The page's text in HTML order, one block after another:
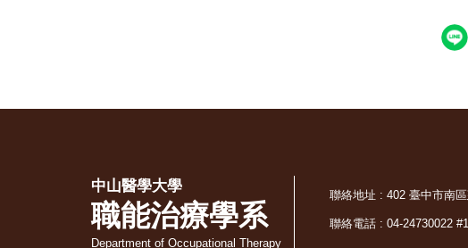
中山醫學大學
職能治療學系
Department of Occupational Therapy
聯絡地址 : 402 臺中市南
聯絡電話 : 04-24730022